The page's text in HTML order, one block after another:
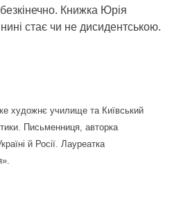
Книжка Юрія
стає чи не дисидентською.
художнє училище та Київський
Письменниця, авторка
й Росії. Лауреатка